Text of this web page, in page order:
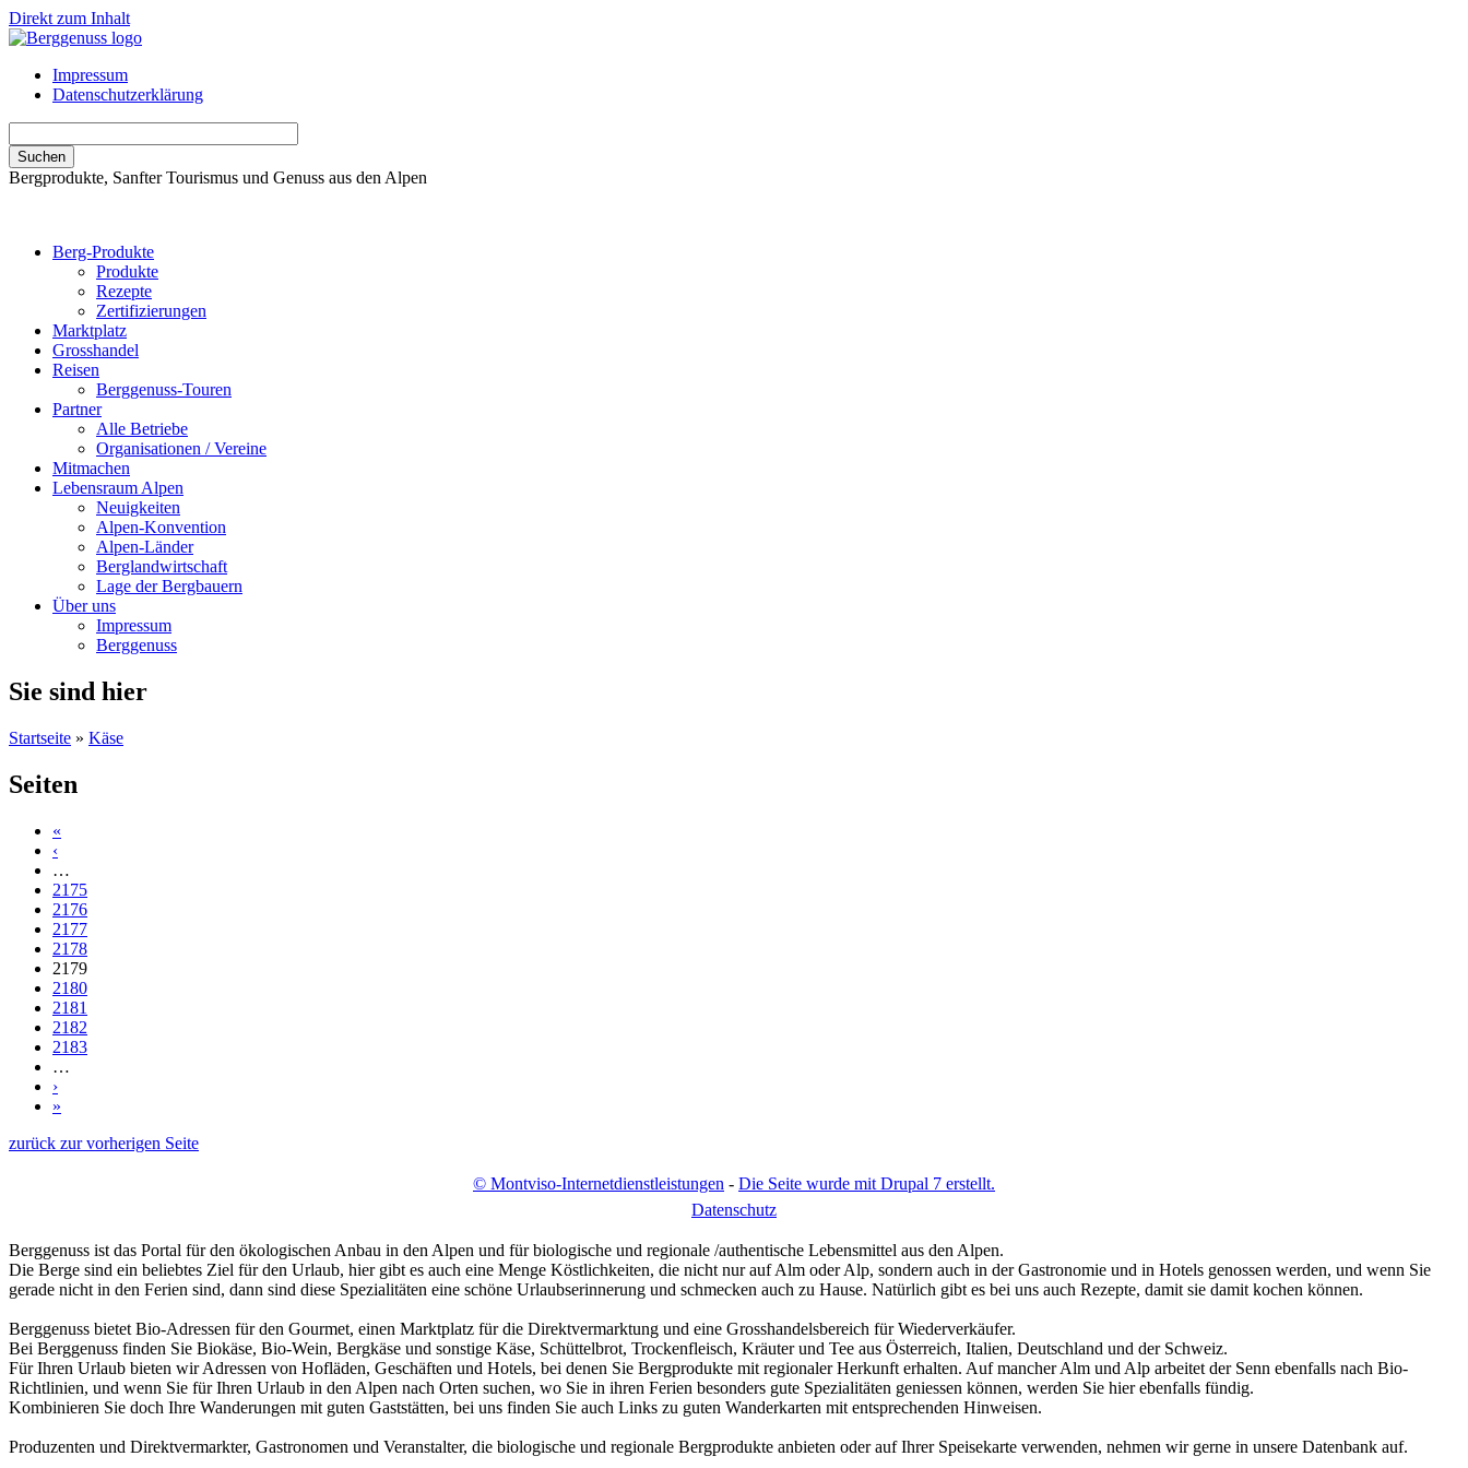
Direkt zum Inhalt
Impressum
Datenschutzerklärung
Bergprodukte, Sanfter Tourismus und Genuss aus den Alpen
Berg-Produkte
Produkte
Rezepte
Zertifizierungen
Marktplatz
Grosshandel
Reisen
Berggenuss-Touren
Partner
Alle Betriebe
Organisationen / Vereine
Mitmachen
Lebensraum Alpen
Neuigkeiten
Alpen-Konvention
Alpen-Länder
Berglandwirtschaft
Lage der Bergbauern
Über uns
Impressum
Berggenuss
Sie sind hier
Startseite » Käse
Seiten
«
‹
…
2175
2176
2177
2178
2179
2180
2181
2182
2183
…
›
»
zurück zur vorherigen Seite
© Montviso-Internetdienstleistungen - Die Seite wurde mit Drupal 7 erstellt.
Datenschutz
Berggenuss ist das Portal für den ökologischen Anbau in den Alpen und für biologische und regionale /authentische Lebensmittel aus den Alpen.
Die Berge sind ein beliebtes Ziel für den Urlaub, hier gibt es auch eine Menge Köstlichkeiten, die nicht nur auf Alm oder Alp, sondern auch in der Gastronomie und in Hotels genossen werden, und wenn Sie
gerade nicht in den Ferien sind, dann sind diese Spezialitäten eine schöne Urlaubserinnerung und schmecken auch zu Hause. Natürlich gibt es bei uns auch Rezepte, damit sie damit kochen können.
Berggenuss bietet Bio-Adressen für den Gourmet, einen Marktplatz für die Direktvermarktung und eine Grosshandelsbereich für Wiederverkäufer.
Bei Berggenuss finden Sie Biokäse, Bio-Wein, Bergkäse und sonstige Käse, Schüttelbrot, Trockenfleisch, Kräuter und Tee aus Österreich, Italien, Deutschland und der Schweiz.
Für Ihren Urlaub bieten wir Adressen von Hofläden, Geschäften und Hotels, bei denen Sie Bergprodukte mit regionaler Herkunft erhalten. Auf mancher Alm und Alp arbeitet der Senn ebenfalls nach Bio-
Richtlinien, und wenn Sie für Ihren Urlaub in den Alpen nach Orten suchen, wo Sie in ihren Ferien besonders gute Spezialitäten geniessen können, werden Sie hier ebenfalls fündig.
Kombinieren Sie doch Ihre Wanderungen mit guten Gaststätten, bei uns finden Sie auch Links zu guten Wanderkarten mit entsprechenden Hinweisen.
Produzenten und Direktvermarkter, Gastronomen und Veranstalter, die biologische und regionale Bergprodukte anbieten oder auf Ihrer Speisekarte verwenden, nehmen wir gerne in unsere Datenbank auf.